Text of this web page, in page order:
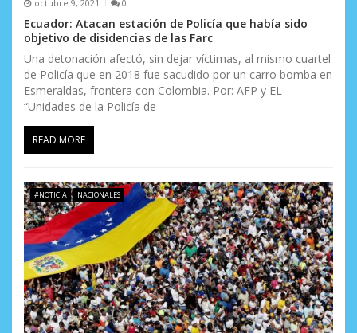
octubre 9, 2021 0
Ecuador: Atacan estación de Policía que había sido
objetivo de disidencias de las Farc
Una detonación afectó, sin dejar víctimas, al mismo cuartel
de Policía que en 2018 fue sacudido por un carro bomba en
Esmeraldas, frontera con Colombia. Por: AFP y EL
“Unidades de la Policía de
READ MORE
#NOTICIA NACIONALES